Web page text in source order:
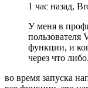
1 час назад,
У меня в
пользователя
функции, и
через что либо.
во время запуска